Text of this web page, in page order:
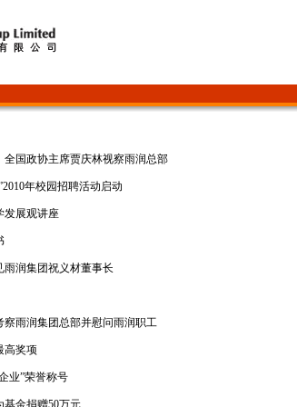
全国政协主席贾庆林视察雨润总部
年校园招聘活动启动
发展观讲座
润集团祝义材董事长
察雨润集团总部并慰问雨润职工
高奖项
业”荣誉称号
基金捐赠50万元